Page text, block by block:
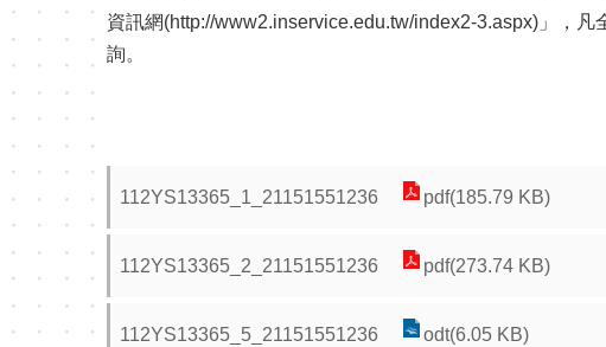
資訊網(http://www2.inservice.edu.tw/index2-3.aspx)」，
詢。
112YS13365_1_21151551236 pdf(185.79 KB)
112YS13365_2_21151551236 pdf(273.74 KB)
112YS13365_5_21151551236 odt(6.05 KB)